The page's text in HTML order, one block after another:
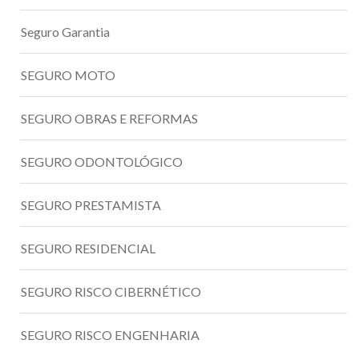
Seguro Garantia
SEGURO MOTO
SEGURO OBRAS E REFORMAS
SEGURO ODONTOLÓGICO
SEGURO PRESTAMISTA
SEGURO RESIDENCIAL
SEGURO RISCO CIBERNÉTICO
SEGURO RISCO ENGENHARIA